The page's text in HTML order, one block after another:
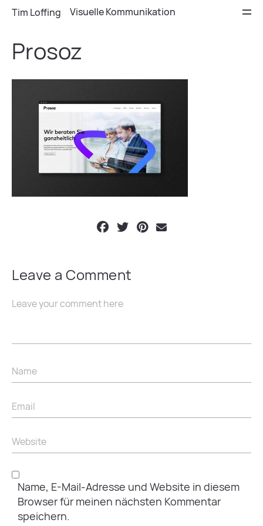
Tim Loffing Visuelle Kommunikation
Prosoz
Leave a Comment
Name, E-Mail-Adresse und Website in diesem
Browser für meinen nächsten Kommentar
speichern.